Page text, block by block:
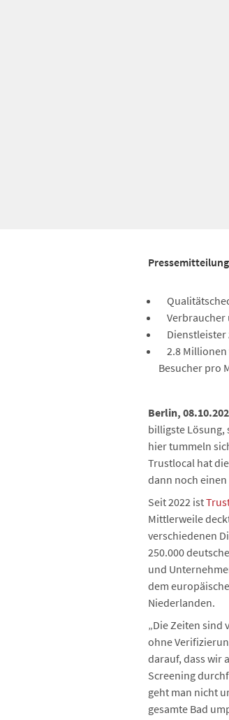
Pressemitteilung
Verbraucher
Dienstleister
2.8 Millionen
Besucher pro
Berlin,
billigste Lösung,
hier tummeln
Trustlocal hat
dann noch
Seit 2022 ist
Mittlerweile
verschiedenen
250.000
und
dem
Niederlanden.
„Die Zeiten
ohne
darauf, dass wir
Screening
geht man nicht
gesamte Bad